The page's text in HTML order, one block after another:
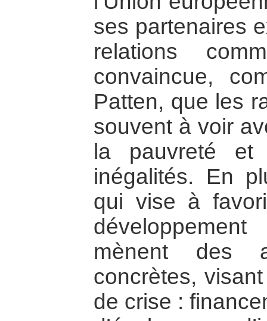
ses partenaires
relations
convaincue,
Patten, que les
souvent à voir
la pauvreté et
inégalités. En
qui vise à
mènent des
concrètes,
de crise :